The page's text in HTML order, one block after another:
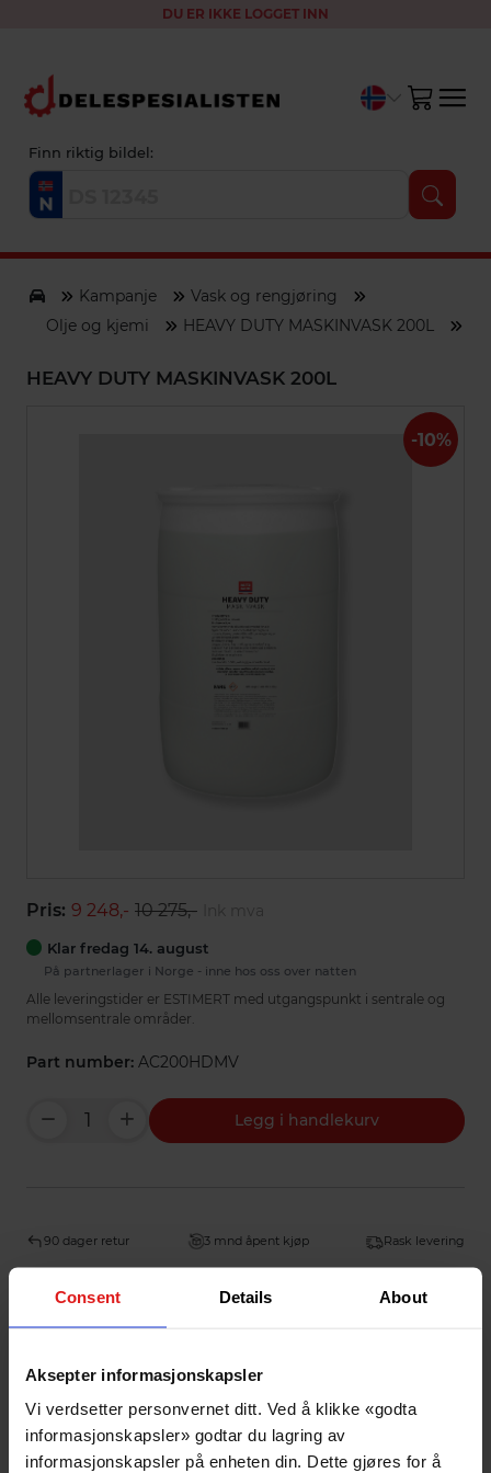
Consent Details About
Aksepter informasjonskapsler
Vi verdsetter personvernet ditt. Ved å klikke «godta
informasjonskapsler» godtar du lagring av
informasjonskapsler på enheten din. Dette gjøres for å
DU ER IKKE LOGGET INN
Finn riktig bildel:
Kampanje
Vask og rengjøring
Olje og kjemi
HEAVY DUTY MASKINVASK 200L
HEAVY DUTY MASKINVASK 200L
-10%
Pris: 9 248,- 10 275,-
Klar fredag 14. august
På partnerlager i Norge - inne hos oss over natten
Alle leveringstider er ESTIMERT med utgangspunkt i sentrale og
mellomsentrale områder.
Part number: AC200HDMV
Legg i handlekurv
90 dager retur 3 mnd åpent kjøp Rask levering
utenom faste/lokale ruter. Kan hentes fraktfritt
FRAKT TILKOMMER, TA KONTAKT FOR PRIS.
Produkttype: